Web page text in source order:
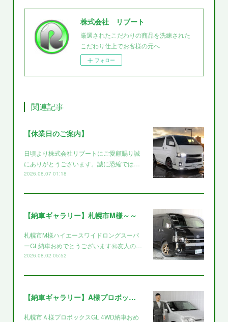
株式会社 リブート
厳選されたこだわりの商品を洗練された
こだわり仕上でお客様の元へ
フォロー
関連記事
【休業日のご案内】
日頃より株式会社リブートにご愛顧賜り誠
にありがとうございます。誠に恐縮では…
2026.08.07 01:18
【納車ギャラリー】札幌市M様～～
札幌市M様ハイエースワイドロングスーパ
ーGL納車おめでとうございます㊗️友人の…
2026.08.02 05:52
【納車ギャラリー】A様プロボックス～～
札幌市Ａ様プロボックスGL 4WD納車おめ